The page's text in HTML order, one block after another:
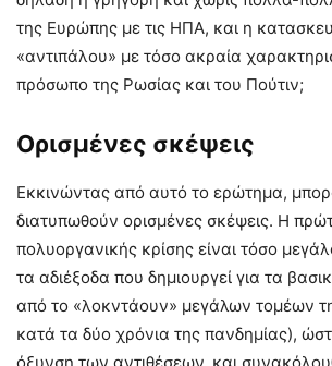
της Ευρώπης με τις ΗΠΑ, και η
«αντιπάλου» με τόσο ακραία
πρόσωπο της Ρωσίας και του Πούτιν;
Ορισμένες σκέψεις
Εκκινώντας από αυτό το ερώτημα,
διατυπωθούν ορισμένες σκέψεις. Η
πολυοργανικής κρίσης είναι τόσο
τα αδιέξοδα που δημιουργεί για τα
από το «λοκντάουν» μεγάλων τομέων
κατά τα δύο χρόνια της πανδημίας),